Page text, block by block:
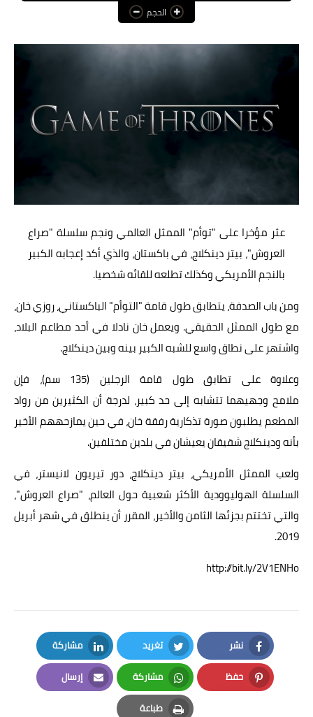
عالم المرأة
فن وثقافة
أخبار مصر
أخبار عربية
أخبار النجوم
الحجم
عثر مؤخرا على "توأم" الممثل العالمي ونجم سلسلة "صراع
العروش"، بيتر دينكلاج، في باكستان، والذي أكد إعجابه الكبير
بالنجم الأمريكي وكذلك تطلعه للقائه شخصيا.
ومن باب الصدفة، يتطابق طول قامة "التوأم" الباكستاني، روزي خان،
مع طول الممثل الحقيقي. ويعمل خان نادلا في أحد مطاعم البلاد،
واشتهر على نطاق واسع للشبه الكبير بينه وبين دينكلاج.
وعلاوة على تطابق طول قامة الرجلين (135 سم)، فإن
ملامح وجهيهما تتشابه إلى حد كبير، لدرجة أن الكثيرين من رواد
المطعم يطلبون صورة تذكارية رفقة خان، في حين يمازحههم الأخير
بأنه ودينكلاج شقيقان يعيشان في بلدين مختلفين.
ولعب الممثل الأمريكي، بيتر دينكلاج، دور تيريون لانيستر، في
السلسلة الهوليوودية الأكثر شعبية حول العالم، "صراع العروش"،
والتي تختتم بجزئها الثامن والأخير، المقرر أن ينطلق في شهر أبريل
2019.
http://bit.ly/2V1ENHo
نشر
Facebook
تغريد
Twitter
مشاركة
LinkedIn
حفظ
Pinterest
مشاركة
Whatsapp
إرسال
Email
طباعة